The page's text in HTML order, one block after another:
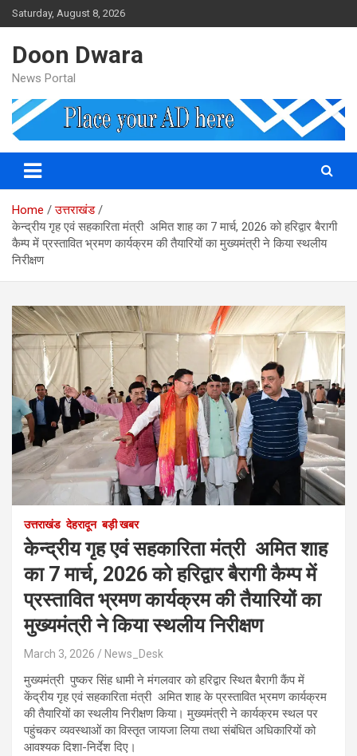
Skip
to
Saturday, August 8, 2026
Doon Dwara
News Portal
Home
उत्तराखंड
केन्द्रीय गृह एवं सहकारिता मंत्री अमित शाह का 7 मार्च, 2026 को हरिद्वार बैरागी
कैम्प में प्रस्तावित भ्रमण कार्यक्रम की तैयारियों का मुख्यमंत्री ने किया स्थलीय
निरीक्षण
उत्तराखंड देहरादून बड़ी खबर
केन्द्रीय गृह एवं सहकारिता मंत्री अमित शाह
का 7 मार्च, 2026 को हरिद्वार बैरागी कैम्प में
प्रस्तावित भ्रमण कार्यक्रम की तैयारियों का
मुख्यमंत्री ने किया स्थलीय निरीक्षण
March 3, 2026 News_Desk
मुख्यमंत्री पुष्कर सिंह धामी ने मंगलवार को हरिद्वार स्थित बैरागी कैंप में
केंद्रीय गृह एवं सहकारिता मंत्री अमित शाह के प्रस्तावित भ्रमण कार्यक्रम
की तैयारियों का स्थलीय निरीक्षण किया। मुख्यमंत्री ने कार्यक्रम स्थल पर
पहुंचकर व्यवस्थाओं का विस्तृत जायजा लिया तथा संबंधित अधिकारियों को
आवश्यक दिशा-निर्देश दिए।